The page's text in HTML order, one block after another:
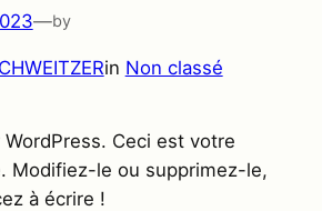
—by
in Non classé
Ceci est votre
Modifiez-le ou supprimez-le,
à écrire !